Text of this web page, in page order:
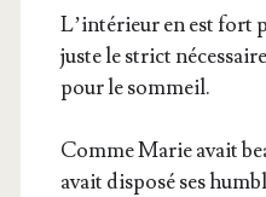
L’in­té­rieur en est fort
juste le strict
pour le sommeil.
Comme Marie avait
avait dis­po­sé ses